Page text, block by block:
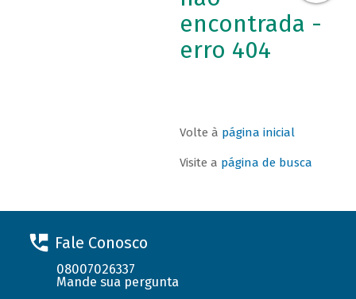
encontrada -
erro 404
Volte à página inicial
Visite a página de busca
Fale Conosco
08007026337
Mande sua pergunta